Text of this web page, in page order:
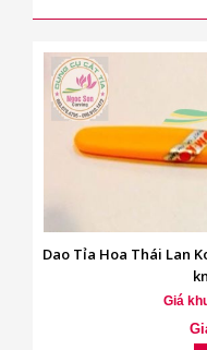
Dao Tỉa Hoa Thái Lan
Giá